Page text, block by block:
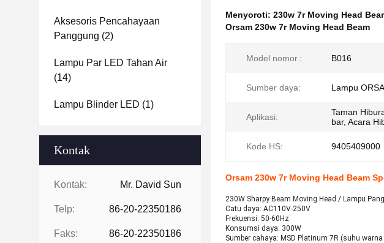
Aksesoris Pencahayaan
Panggung (2)
Lampu Par LED Tahan Air
(14)
Lampu Blinder LED (1)
Kontak
Kontak: Mr. David Sun
Telp: 86-20-22350186
Faks: 86-20-22350186
Menyoroti: 230w 7r Moving Head
Orsam 230w 7r Moving Head Beam
Model nomor.: B016
Sumber daya: Lampu
Aplikasi:
Taman
bar, Acara
Kode HS: 9405409000
Orsam 230w 7r Moving Head Beam
230W Sharpy Beam Moving Head / Lampu
Catu daya: AC110V-250V
Frekuensi: 50-60Hz
Konsumsi daya: 300W
Sumber cahaya: MSD Platinum 7R (suhu